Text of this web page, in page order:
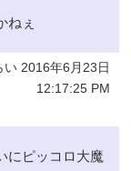
ねぇ
2016年6月23日
12:17:25 PM
にピッコロ大魔